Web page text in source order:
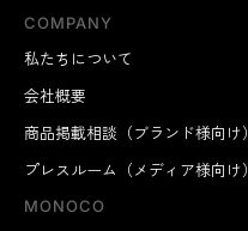
COMPANY
私たちについて
会社概要
商品掲載相談（ブランド様向け）
プレスルーム（メディア様向け）
MONOCO